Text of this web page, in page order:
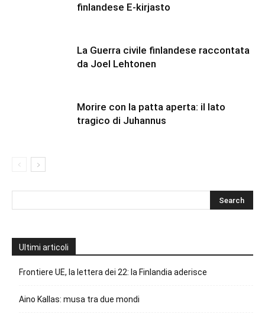
finlandese E-kirjasto
La Guerra civile finlandese raccontata
da Joel Lehtonen
Morire con la patta aperta: il lato
tragico di Juhannus
Ultimi articoli
Frontiere UE, la lettera dei 22: la Finlandia aderisce
Aino Kallas: musa tra due mondi